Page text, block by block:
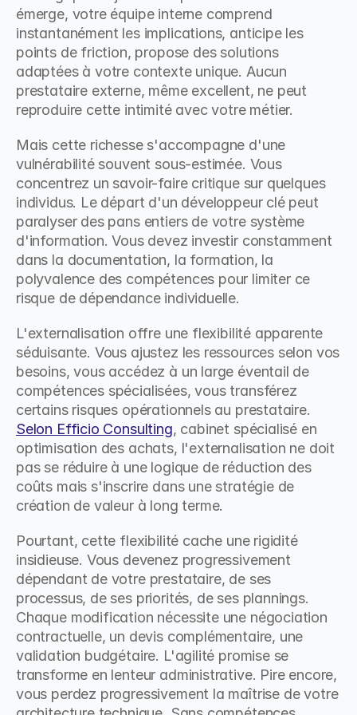
émerge, votre équipe interne comprend
instantanément les implications, anticipe les
points de friction, propose des solutions
adaptées à votre contexte unique. Aucun
prestataire externe, même excellent, ne peut
reproduire cette intimité avec votre métier.
Mais cette richesse s'accompagne d'une
vulnérabilité souvent sous-estimée. Vous
concentrez un savoir-faire critique sur quelques
individus. Le départ d'un développeur clé peut
paralyser des pans entiers de votre système
d'information. Vous devez investir constamment
dans la documentation, la formation, la
polyvalence des compétences pour limiter ce
risque de dépendance individuelle.
L'externalisation offre une flexibilité apparente
séduisante. Vous ajustez les ressources selon vos
besoins, vous accédez à un large éventail de
compétences spécialisées, vous transférez
Selon Efficio Consulting, cabinet spécialisé en
optimisation des achats, l'externalisation ne doit
pas se réduire à une logique de réduction des
coûts mais s'inscrire dans une stratégie de
création de valeur à long terme.
Pourtant, cette flexibilité cache une rigidité
insidieuse. Vous devenez progressivement
dépendant de votre prestataire, de ses
processus, de ses priorités, de ses plannings.
Chaque modification nécessite une négociation
contractuelle, un devis complémentaire, une
validation budgétaire. L'agilité promise se
transforme en lenteur administrative. Pire encore,
vous perdez progressivement la maîtrise de votre